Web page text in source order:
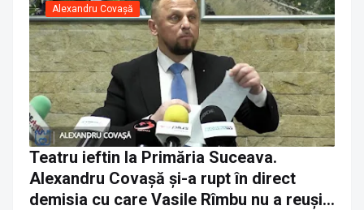
Alexandru Covașă
Teatru ieftin la Primăria Suceava.
Alexandru Covașă și-a rupt în direct
demisia cu care Vasile Rîmbu nu a reușit